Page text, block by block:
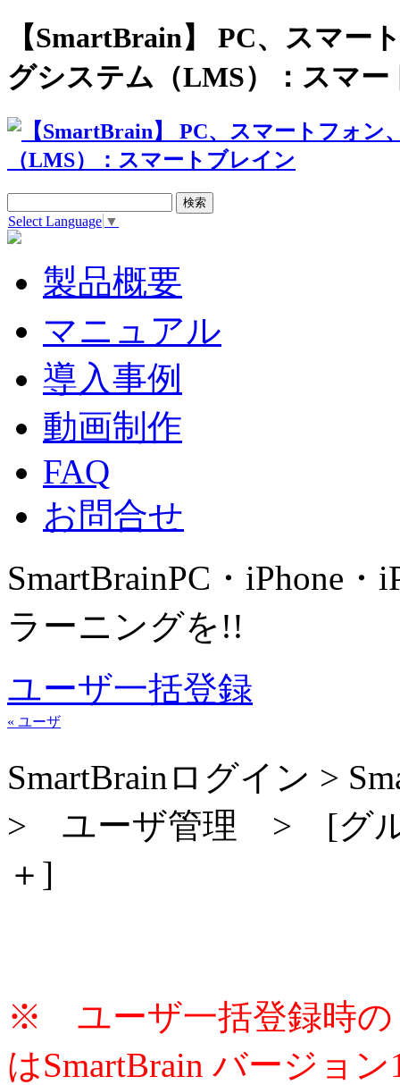
【SmartBrain】 PC、スマー
グシステム（LMS）：スマー
Select Language ▼
製品概要
マニュアル
導入事例
動画制作
FAQ
お問合せ
SmartBrainPC・iPhone・
ラーニングを!!
ユーザ一括登録
« ユーザ
SmartBrainログイン >
> ユーザ管理 > [グル
＋]
※ ユーザ一括登録時の
はSmartBrain バージョ